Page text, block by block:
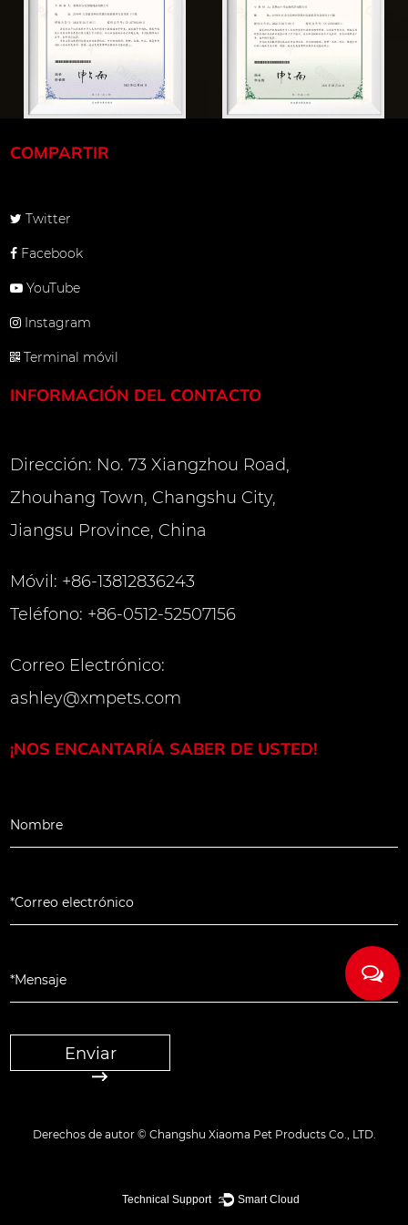
través de
ha
la cuerda
de 360
garantiza
metros para
cuerda
de las
está
La
el ángulo
diámetro de
aviación se
de acero
veces
no
de
COMPARTIR
Twitter
Facebook
YouTube
Instagram
Terminal móvil
INFORMACIÓN DEL CONTACTO
Dirección: No. 73 Xiangzhou Road,
Zhouhang Town, Changshu City,
Jiangsu Province, China
Móvil: +86-13812836243
Teléfono: +86-0512-52507156
Correo Electrónico:
ashley@xmpets.com
¡NOS ENCANTARÍA SABER DE USTED!
Enviar
Derechos de autor © Changshu Xiaoma Pet Products Co., LTD.
Technical Support ： Smart Cloud